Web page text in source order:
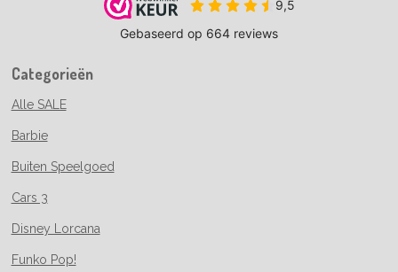
Categorieën
Alle SALE
Barbie
Buiten Speelgoed
Cars 3
Disney Lorcana
Funko Pop!